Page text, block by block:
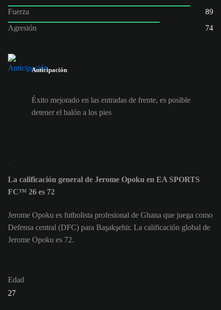
Fuerza
89
Agresión
74
Anticipación
Éxito mejorado en las entradas de frente, es posible
detener el balón a los pies
La calificación general de Jerome Opoku en EA SPORTS
FC™ 26 es 72
Jerome Opoku es futbolista profesional de Ghana que juega como
Defensa central (DFC) para Başakşehir. La calificación global de
Jerome Opoku es 72.
Edad
27